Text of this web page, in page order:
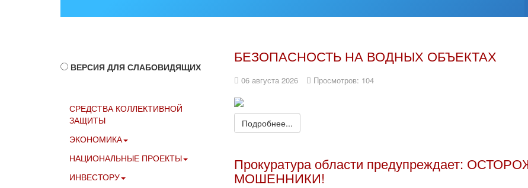
БЕЗОПАСНОСТЬ НА ВОДНЫХ ОБЪЕКТАХ
06 августа 2026 Просмотров: 104
Подробнее...
Прокуратура области предупреждает:
МОШЕННИКИ!
ВЕРСИЯ ДЛЯ СЛАБОВИДЯЩИХ
СРЕДСТВА КОЛЛЕКТИВНОЙ
ЗАЩИТЫ
ЭКОНОМИКА
НАЦИОНАЛЬНЫЕ ПРОЕКТЫ
ИНВЕСТОРУ